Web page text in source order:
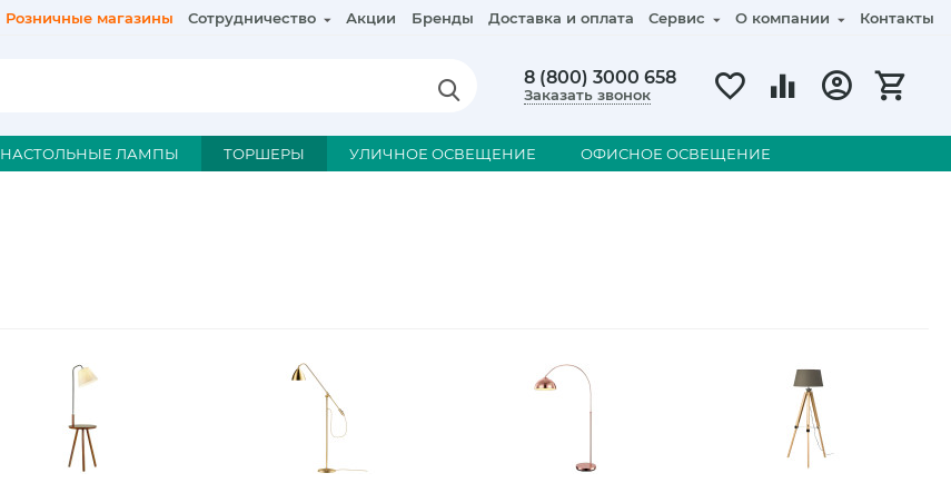
Розничные магазины Сотрудничество Акции Бренды Доставка и оплата Сервис О компании Контакты
8 (800) 3000 658
Заказать звонок
НАСТОЛЬНЫЕ ЛАМПЫ ТОРШЕРЫ УЛИЧНОЕ ОСВЕЩЕНИЕ ОФИСНОЕ ОСВЕЩЕНИЕ